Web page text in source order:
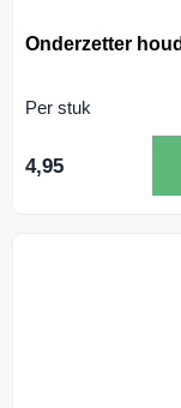
Onderzetter
Per stuk
4,95